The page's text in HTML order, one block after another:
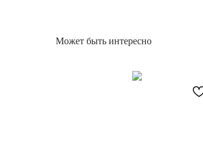
Может быть интересно